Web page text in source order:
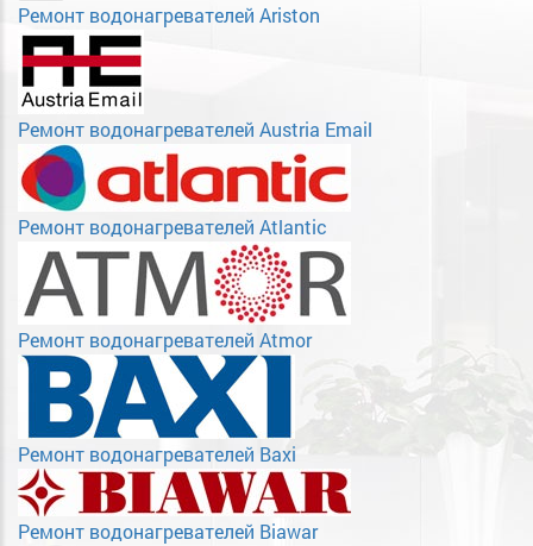
Ремонт водонагревателей Ariston
Ремонт водонагревателей Austria Email
Ремонт водонагревателей Atlantic
Ремонт водонагревателей Atmor
Ремонт водонагревателей Baxi
Ремонт водонагревателей Biawar